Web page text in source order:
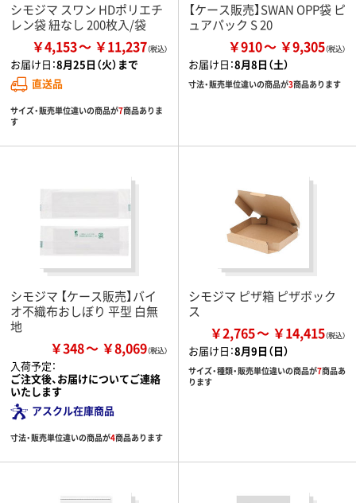
シモジマ スワン HDポリエチ
レン袋 紐なし 200枚入/袋
￥4,153 ￥11,237
お届け日：8月25日（火）まで
直送品
サイズ・販売単位違いの商品が7商品ありま
す
【ケース販売】SWAN OPP袋 ピ
ュアパック S 20
￥910 ￥9,305
お届け日：8月8日（土）
寸法・販売単位違いの商品が3商品あります
シモジマ 【ケース販売】バイ
オ不織布おしぼり 平型 白無
地
￥348 ￥8,069
入荷予定：
ご注文後、お届けについてご連絡
いたします
アスクル在庫商品
寸法・販売単位違いの商品が4商品あります
シモジマ ピザ箱 ピザボック
ス
￥2,765 ￥14,415
お届け日：8月9日（日）
サイズ・種類・販売単位違いの商品が7商品あ
ります